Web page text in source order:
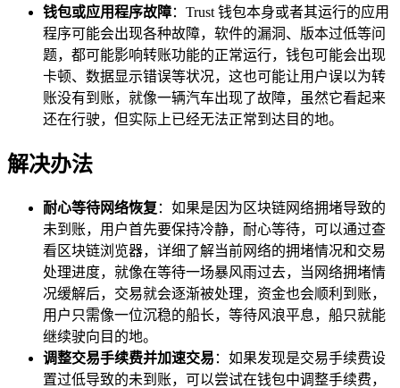
钱包或应用程序故障：Trust 钱包本身或者其运行的应用
程序可能会出现各种故障，软件的漏洞、版本过低等问
题，都可能影响转账功能的正常运行，钱包可能会出现
卡顿、数据显示错误等状况，这也可能让用户误以为转
账没有到账，就像一辆汽车出现了故障，虽然它看起来
还在行驶，但实际上已经无法正常到达目的地。
解决办法
耐心等待网络恢复 ：如果是因为区块链网络拥堵导致的
未到账，用户首先要保持冷静，耐心等待，可以通过查
看区块链浏览器，详细了解当前网络的拥堵情况和交易
处理进度，就像在等待一场暴风雨过去，当网络拥堵情
况缓解后，交易就会逐渐被处理，资金也会顺利到账，
用户只需像一位沉稳的船长，等待风浪平息，船只就能
继续驶向目的地。
调整交易手续费并加速交易 ：如果发现是交易手续费设
置过低导致的未到账，可以尝试在钱包中调整手续费，